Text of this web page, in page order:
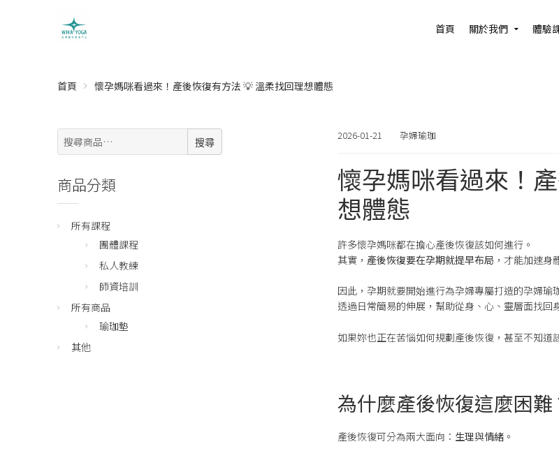
首頁 關於我們 體驗
首頁 懷孕媽咪看過來！產後恢復有方法 💡 溫柔找回理想體態
2026-01-21 孕婦瑜珈
懷孕媽咪看過來！
想體態
許多懷孕媽咪都在擔心產後恢復該如何進行。
其實， 產後恢復要在孕期就提早布局 ，才能加速身
因此，孕期就要開始進行為孕婦專屬打造的孕婦瑜
透過日常簡易的伸展，幫助從身、心、靈層面找回
如果妳也正在苦惱如何規劃產後恢復，甚至不知
為什麼產後恢復這麼困難
產後恢復可分為兩大面向： 生理與情緒 。
搜
尋:
搜尋
商品分類
所有課程
團體課程
私人教練
師資培訓
所有商品
瑜珈墊
其他